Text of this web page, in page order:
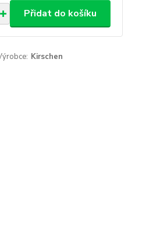
Přidat do košíku
Kirschen